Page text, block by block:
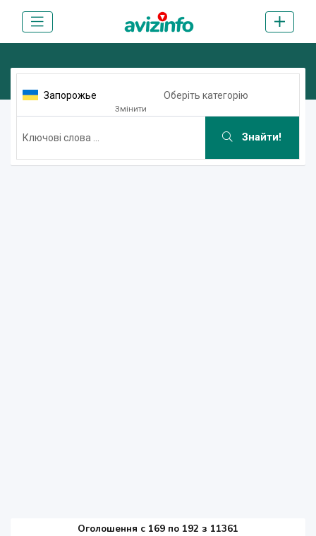
Запорожье
Змінити
Оберіть категорію
Знайти!
Оголошення c 169 по 192 з 11361